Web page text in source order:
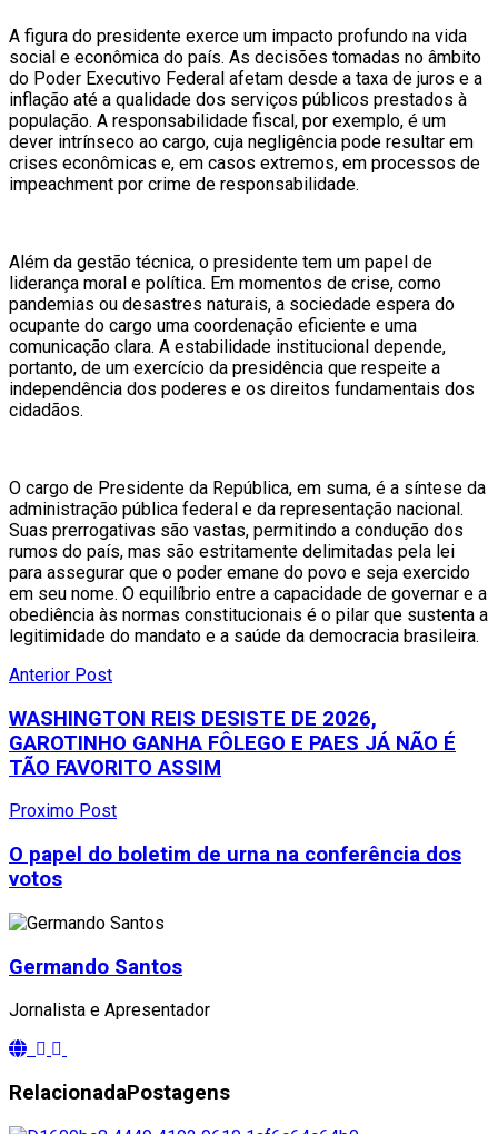
A figura do presidente exerce um impacto profundo na vida
social e econômica do país. As decisões tomadas no âmbito
do Poder Executivo Federal afetam desde a taxa de juros e a
inflação até a qualidade dos serviços públicos prestados à
população. A responsabilidade fiscal, por exemplo, é um
dever intrínseco ao cargo, cuja negligência pode resultar em
crises econômicas e, em casos extremos, em processos de
impeachment por crime de responsabilidade.
Além da gestão técnica, o presidente tem um papel de
liderança moral e política. Em momentos de crise, como
pandemias ou desastres naturais, a sociedade espera do
ocupante do cargo uma coordenação eficiente e uma
comunicação clara. A estabilidade institucional depende,
portanto, de um exercício da presidência que respeite a
independência dos poderes e os direitos fundamentais dos
cidadãos.
O cargo de Presidente da República, em suma, é a síntese da
administração pública federal e da representação nacional.
Suas prerrogativas são vastas, permitindo a condução dos
rumos do país, mas são estritamente delimitadas pela lei
para assegurar que o poder emane do povo e seja exercido
em seu nome. O equilíbrio entre a capacidade de governar e a
obediência às normas constitucionais é o pilar que sustenta a
legitimidade do mandato e a saúde da democracia brasileira.
Anterior Post
WASHINGTON REIS DESISTE DE 2026,
GAROTINHO GANHA FÔLEGO E PAES JÁ NÃO É
TÃO FAVORITO ASSIM
Proximo Post
O papel do boletim de urna na conferência dos
votos
Germando Santos
Jornalista e Apresentador
RelacionadaPostagens